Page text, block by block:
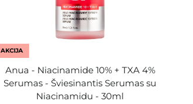
AKCIJA
Anua - Niacinamide 10% + TXA 4%
Serumas - Šviesinantis Serumas su
Niacinamidu - 30ml